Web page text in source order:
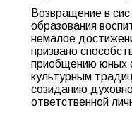
Возвращение в
образования
немалое
призвано
приобщению юных
культурным
созиданию
ответственной